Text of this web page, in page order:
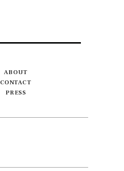
ABOUT
CONTACT
PRESS